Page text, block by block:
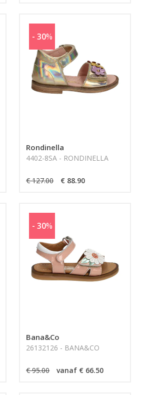
Rondinella
4402-8SA - RONDINELLA
€ 127.00 € 88.90
- 30%
Bana&Co
26132126 - BANA&CO
€ 95.00 vanaf € 66.50
- 30%